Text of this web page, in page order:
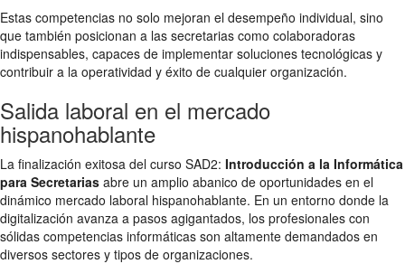
Estas competencias no solo mejoran el desempeño individual, sino
que también posicionan a las secretarias como colaboradoras
indispensables, capaces de implementar soluciones tecnológicas y
contribuir a la operatividad y éxito de cualquier organización.
Salida laboral en el mercado
hispanohablante
La finalización exitosa del curso SAD2: Introducción a la Informática
para Secretarias abre un amplio abanico de oportunidades en el
dinámico mercado laboral hispanohablante. En un entorno donde la
digitalización avanza a pasos agigantados, los profesionales con
sólidas competencias informáticas son altamente demandados en
diversos sectores y tipos de organizaciones.